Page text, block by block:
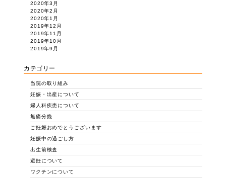
2020年3月
2020年2月
2020年1月
2019年12月
2019年11月
2019年10月
2019年9月
カテゴリー
当院の取り組み
妊娠・出産について
婦人科疾患について
無痛分娩
ご妊娠おめでとうございます
妊娠中の過ごし方
出生前検査
避妊について
ワクチンについて